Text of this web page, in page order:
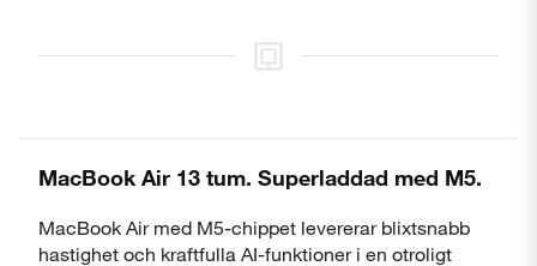
MacBook Air 13 tum. Superladdad med M5.
MacBook Air med M5-chippet levererar blixtsnabb
hastighet och kraftfulla AI-funktioner i en otroligt